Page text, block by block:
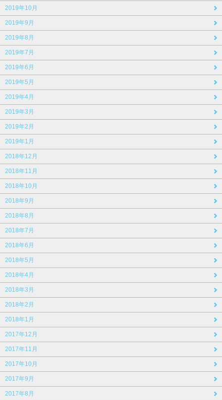
2019年10月
2019年9月
2019年8月
2019年7月
2019年6月
2019年5月
2019年4月
2019年3月
2019年2月
2019年1月
2018年12月
2018年11月
2018年10月
2018年9月
2018年8月
2018年7月
2018年6月
2018年5月
2018年4月
2018年3月
2018年2月
2018年1月
2017年12月
2017年11月
2017年10月
2017年9月
2017年8月